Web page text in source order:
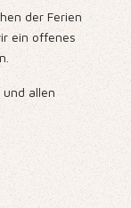
der Ferien
ein offenes
allen